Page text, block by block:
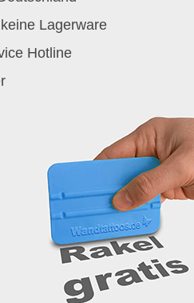
Lagerware
Hotline